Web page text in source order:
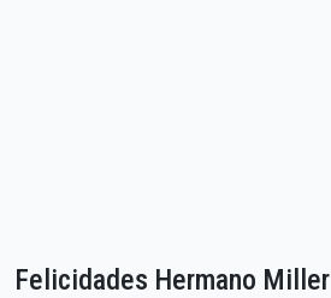
Felicidades Hermano Miller